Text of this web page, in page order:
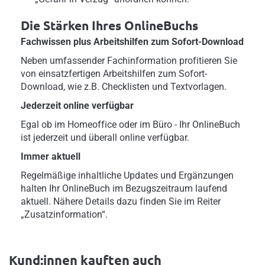
Die Stärken Ihres OnlineBuchs
Fachwissen plus Arbeitshilfen zum Sofort-Download
Neben umfassender Fachinformation profitieren Sie
von einsatzfertigen Arbeitshilfen zum Sofort-
Download, wie z.B. Checklisten und Textvorlagen.
Jederzeit online verfügbar
Egal ob im Homeoffice oder im Büro - Ihr OnlineBuch
ist jederzeit und überall online verfügbar.
Immer aktuell
Regelmäßige inhaltliche Updates und Ergänzungen
halten Ihr OnlineBuch im Bezugszeitraum laufend
aktuell. Nähere Details dazu finden Sie im Reiter
„Zusatzinformation“.
Kund:innen kauften auch